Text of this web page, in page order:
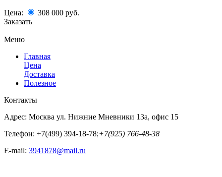
Цена: 308 000 руб.
Заказать
Меню
Главная
Цена
Доставка
Полезное
Контакты
Адрес: Москва ул. Нижние Мневники 13а, офис 15
Телефон: +7(499) 394-18-78;+7(925) 766-48-38
E-mail: 3941878@mail.ru